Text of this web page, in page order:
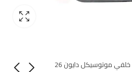
موتوسيكل دايون 26